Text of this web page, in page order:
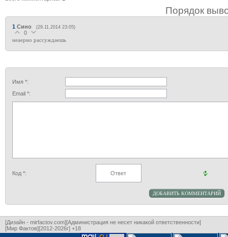
Порядок
1 Сино (29.11.2014 23:05)
0
неаерно рассуждаешь
Имя *:
Email *:
Код *:
[Дизайн - mirfactov.com][Администрация не несет никакой ответственности]
[Мир Фактов][2012-2026г] +18